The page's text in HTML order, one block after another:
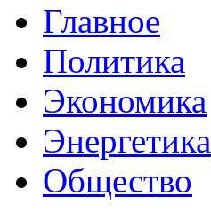
Главное
Политика
Экономика
Энергетика
Общество